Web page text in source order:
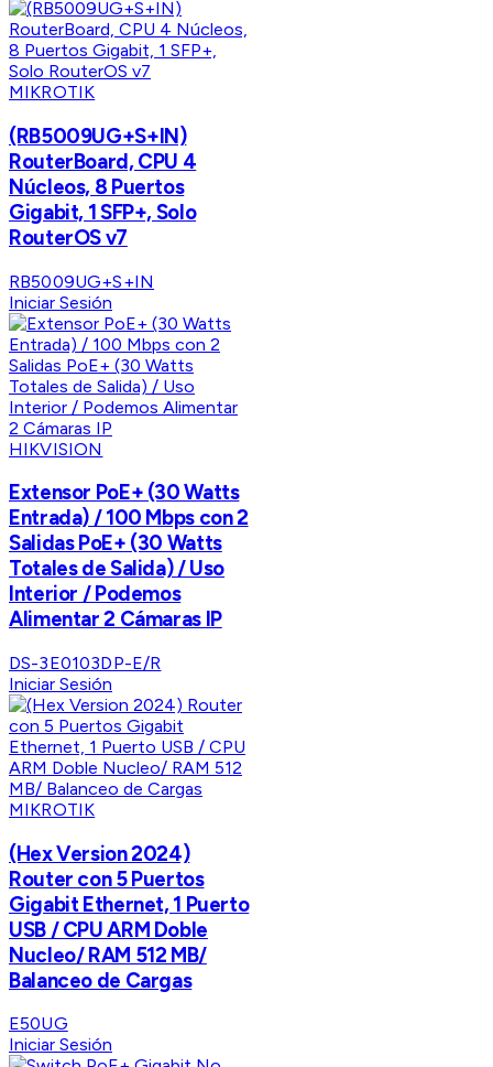
MIKROTIK
(RB5009UG+S+IN)
RouterBoard, CPU 4
Núcleos, 8 Puertos
Gigabit, 1 SFP+, Solo
RouterOS v7
RB5009UG+S+IN
Iniciar Sesión
HIKVISION
Extensor PoE+ (30 Watts
Entrada) / 100 Mbps con 2
Salidas PoE+ (30 Watts
Totales de Salida) / Uso
Interior / Podemos
Alimentar 2 Cámaras IP
DS-3E0103DP-E/R
Iniciar Sesión
MIKROTIK
(Hex Version 2024)
Router con 5 Puertos
Gigabit Ethernet, 1 Puerto
USB / CPU ARM Doble
Nucleo/ RAM 512 MB/
Balanceo de Cargas
E50UG
Iniciar Sesión